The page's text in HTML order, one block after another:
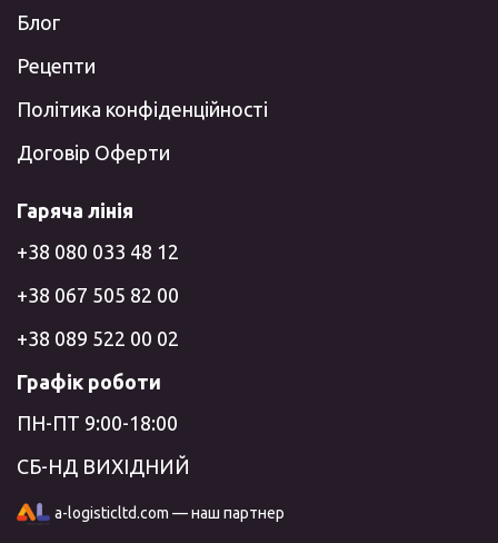
Блог
Рецепти
Політика конфіденційності
Договір Оферти
Гаряча лінія
+38 080 033 48 12
+38 067 505 82 00
+38 089 522 00 02
Графік роботи
ПН-ПТ 9:00-18:00
СБ-НД ВИХІДНИЙ
a-logisticltd.com — наш партнер